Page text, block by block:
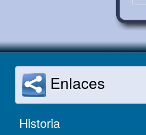
Enlaces
Historia